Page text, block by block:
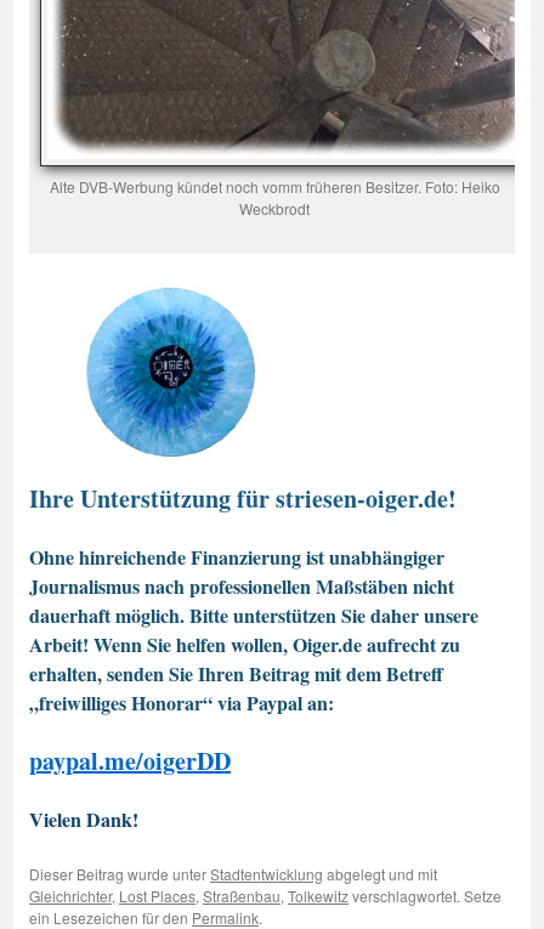
Alte DVB-Werbung kündet noch vomm früheren Besitzer. Foto: Heiko
Weckbrodt
Ihre Unterstützung für striesen-oiger.de!
Ohne hinreichende Finanzierung ist unabhängiger
Journalismus nach professionellen Maßstäben nicht
dauerhaft möglich. Bitte unterstützen Sie daher unsere
Arbeit! Wenn Sie helfen wollen, Oiger.de aufrecht zu
erhalten, senden Sie Ihren Beitrag mit dem Betreff
„freiwilliges Honorar“ via Paypal an:
paypal.me/oigerDD
Vielen Dank!
Dieser Beitrag wurde unterStadtentwicklung abgelegt und mit
Gleichrichter, Lost Places, Straßenbau, Tolkewitzverschlagwortet. Setze
ein Lesezeichen für den Permalink.